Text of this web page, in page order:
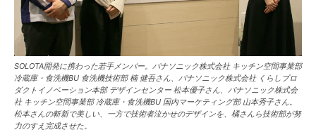
SOLOTA開発に携わった若手メンバー。パナソニック株式会社 キッチン空間事業部
冷蔵庫・食洗機BU 食洗機技術部 楠 健吾さん、パナソニック株式会社 くらしプロ
ダクトイノベーション本部 デザインセンター 松本優子さん、パナソニック株式会
社 キッチン空間事業部 冷蔵庫・食洗機BU 国内マーケティング部 山本秀子さん。
松本さんの斬新で美しい、一方で技術者泣かせのデザインを、橘さんら技術部が努
力のすえ完成させた。